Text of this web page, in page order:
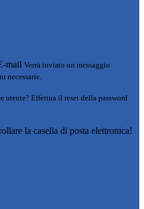
mail Verrà inviato un messaggio
necessarie.
utente? Effettua il reset della password
la casella di posta elettronica!